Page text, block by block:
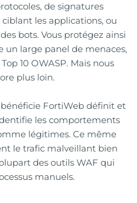
de signatures
les applications, ou
bots. Vous protégez ainsi
un large panel de menaces,
10 OWASP. Mais nous
plus loin.
FortiWeb définit et
les comportements
légitimes. Ce même
le trafic malveillant bien
des outils WAF qui
manuels.